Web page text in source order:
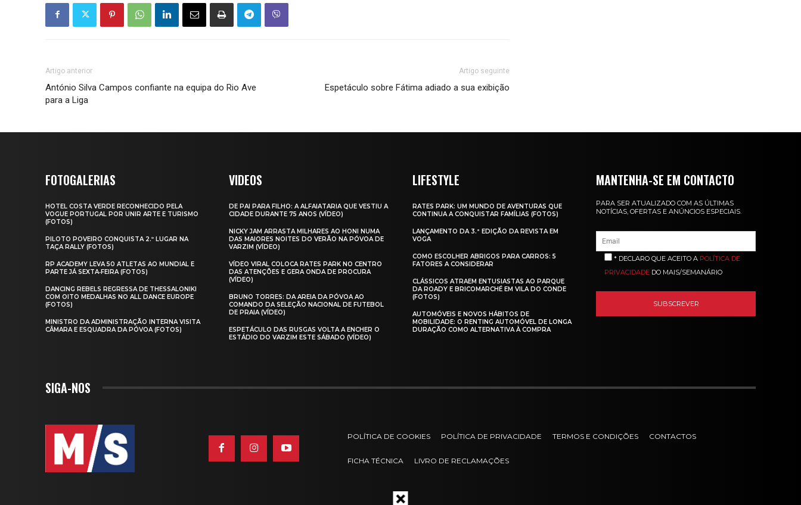
Artigo anterior
António Silva Campos confiante na equipa do Rio Ave
para a Liga
Artigo seguinte
Espetáculo sobre Fátima adiado a sua exibição
FOTOGALERIAS
HOTEL COSTA VERDE RECONHECIDO PELA
VOGUE PORTUGAL POR UNIR ARTE E TURISMO
(FOTOS)
PILOTO POVEIRO CONQUISTA 2.º LUGAR NA
TAÇA RALLY (FOTOS)
RP ACADEMY LEVA 50 ATLETAS AO MUNDIAL E
PARTE JÁ SEXTA‑FEIRA (FOTOS)
DANCING REBELS REGRESSA DE THESSALONIKI
COM OITO MEDALHAS NO ALL DANCE EUROPE
(FOTOS)
MINISTRO DA ADMINISTRAÇÃO INTERNA VISITA
CÂMARA E ESQUADRA DA PÓVOA (FOTOS)
VIDEOS
DE PAI PARA FILHO: A ALFAIATARIA QUE VESTIU A
CIDADE DURANTE 75 ANOS (VÍDEO)
NICKY JAM ARRASTA MILHARES AO HONI NUMA
DAS MAIORES NOITES DO VERÃO NA PÓVOA DE
VARZIM (VÍDEO)
VÍDEO VIRAL COLOCA RATES PARK NO CENTRO
DAS ATENÇÕES E GERA ONDA DE PROCURA
(VÍDEO)
BRUNO TORRES: DA AREIA DA PÓVOA AO
COMANDO DA SELEÇÃO NACIONAL DE FUTEBOL
DE PRAIA (VÍDEO)
ESPETÁCULO DAS RUSGAS VOLTA A ENCHER O
ESTÁDIO DO VARZIM ESTE SÁBADO (VÍDEO)
LIFESTYLE
RATES PARK: UM MUNDO DE AVENTURAS QUE
CONTINUA A CONQUISTAR FAMÍLIAS (FOTOS)
LANÇAMENTO DA 3.ª EDIÇÃO DA REVISTA EM
VOGA
COMO ESCOLHER ABRIGOS PARA CARROS: 5
FATORES A CONSIDERAR
CLÁSSICOS ATRAEM ENTUSIASTAS AO PARQUE
DA ROADY E BRICOMARCHÉ EM VILA DO CONDE
(FOTOS)
AUTOMÓVEIS E NOVOS HÁBITOS DE
MOBILIDADE: O RENTING AUTOMÓVEL DE LONGA
DURAÇÃO COMO ALTERNATIVA À COMPRA
MANTENHA-SE EM CONTACTO
PARA SER ATUALIZADO COM AS ÚLTIMAS
NOTÍCIAS, OFERTAS E ANÚNCIOS ESPECIAIS.
* DECLARO QUE ACEITO A POLÍTICA DE
PRIVACIDADE DO MAIS/SEMANÁRIO
SIGA-NOS
POLÍTICA DE COOKIES POLÍTICA DE PRIVACIDADE TERMOS E CONDIÇÕES CONTACTOS
FICHA TÉCNICA LIVRO DE RECLAMAÇÕES